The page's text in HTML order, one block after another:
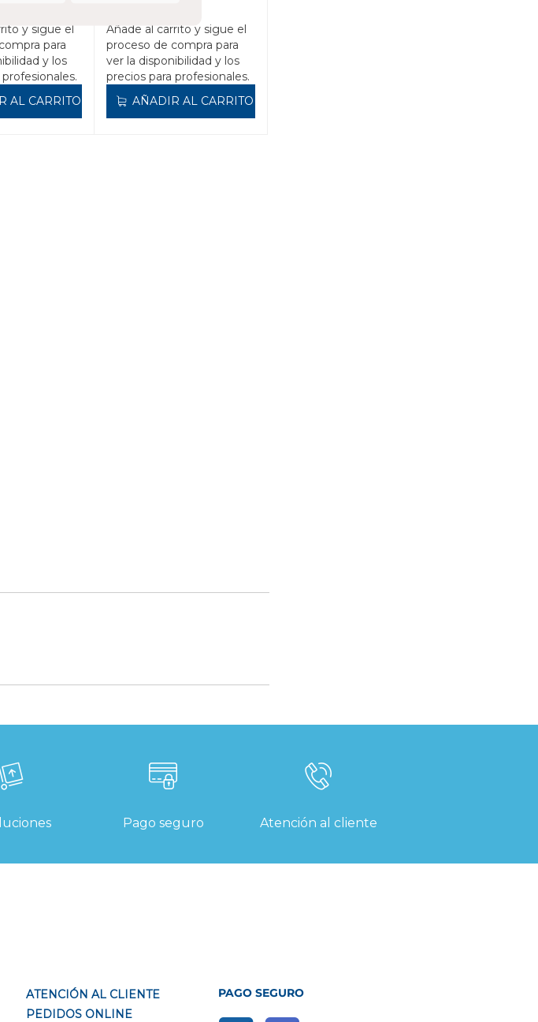
y sigue el
para
y los
AL CARRITO
Añade al carrito y sigue el
proceso de compra para
ver la disponibilidad y los
precios para profesionales.
AÑADIR AL CARRITO
Pago seguro Atención al cliente
ATENCIÓN AL CLIENTE
PEDIDOS ONLINE
PAGO SEGURO